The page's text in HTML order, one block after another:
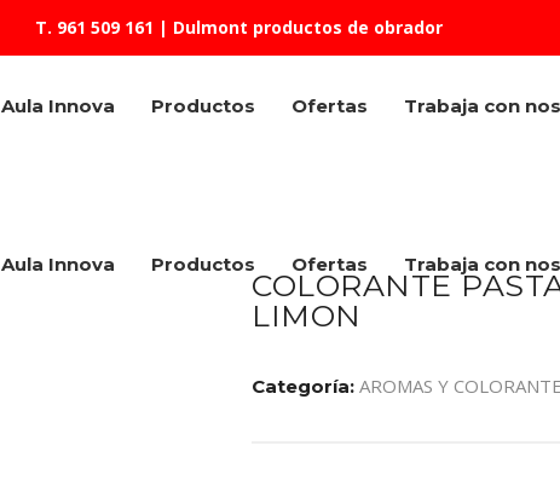
T. 961 509 161 | Dulmont productos de obrador
Aula Innova Productos Ofertas Trabaja con
Aula Innova Productos Ofertas Trabaja con
COLORANTE
LIMON
Categoría: AROMAS Y